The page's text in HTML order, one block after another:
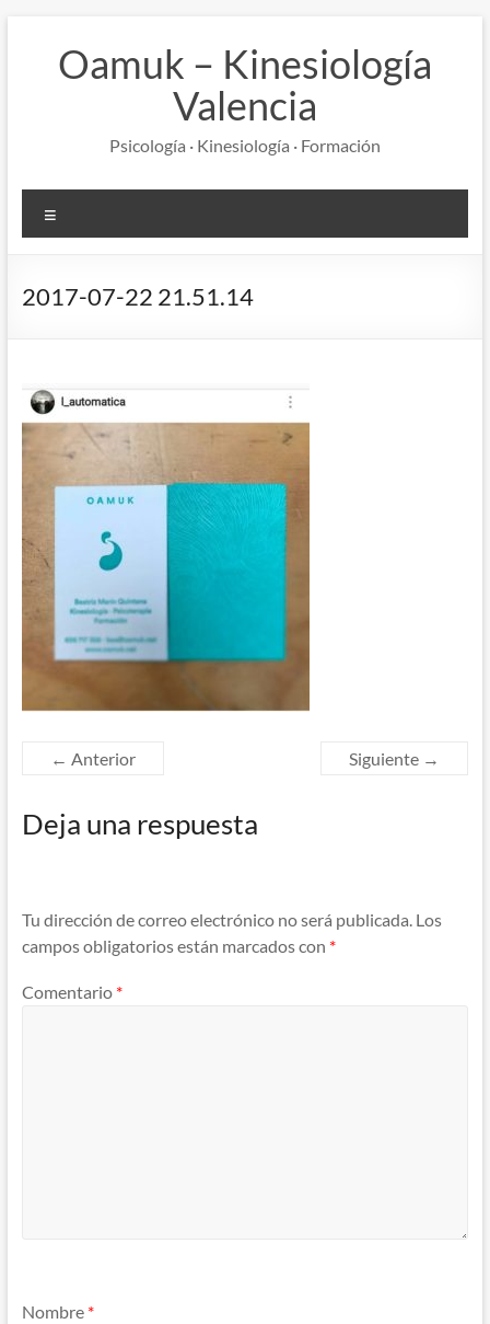
contenidoOamuk – Kinesiología
Valencia
Psicología · Kinesiología · Formación
2017-07-22 21.51.14
← Anterior Siguiente →
Deja una respuesta
Tu dirección de correo electrónico no será publicada. Los
campos obligatorios están marcados con *
Comentario *
Nombre *